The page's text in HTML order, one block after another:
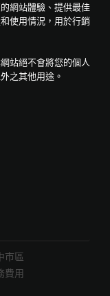
市區
費用
網站體驗、提供最佳
使用情況，用於行銷
站絕不會將您的個人
之其他用途。